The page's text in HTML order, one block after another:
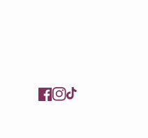
Facebook
Instagram
TikTok